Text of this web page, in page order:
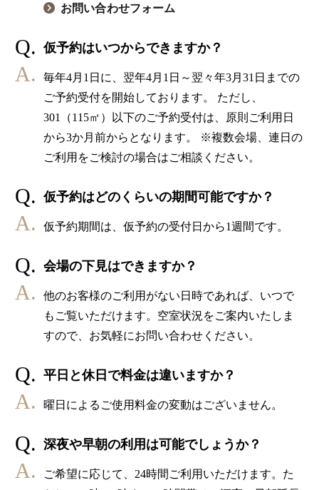
お問い合わせフォーム
仮予約はいつからできますか？
毎年4月1日に、翌年4月1日～翌々年3月31日までの
ご予約受付を開始しております。
ただし、
301（115㎡）以下のご予約受付は、原則ご利用日
から3か月前からとなります。
※複数会場、連日の
ご利用をご検討の場合はご相談ください。
仮予約はどのくらいの期間可能ですか？
仮予約期間は、仮予約の受付日から1週間です。
会場の下見はできますか？
他のお客様のご利用がない日時であれば、いつで
もご覧いただけます。 空室状況をご案内いたしま
すので、お気軽にお問い合わせください。
平日と休日で料金は違いますか？
曜日によるご使用料金の変動はございません。
深夜や早朝の利用は可能でしょうか？
ご希望に応じて、24時間ご利用いただけます。 た